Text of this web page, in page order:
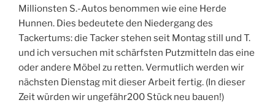
Millionsten S.-Autos benommen wie eine Herde
Hunnen. Dies bedeutete den Niedergang des
Tackertums: die Tacker stehen seit Montag still und T.
und ich versuchen mit schärfsten Putzmitteln das eine
oder andere Möbel zu retten. Vermutlich werden wir
nächsten Dienstag mit dieser Arbeit fertig. (In dieser
Zeit würden wir ungefähr200 Stück neu bauen!)